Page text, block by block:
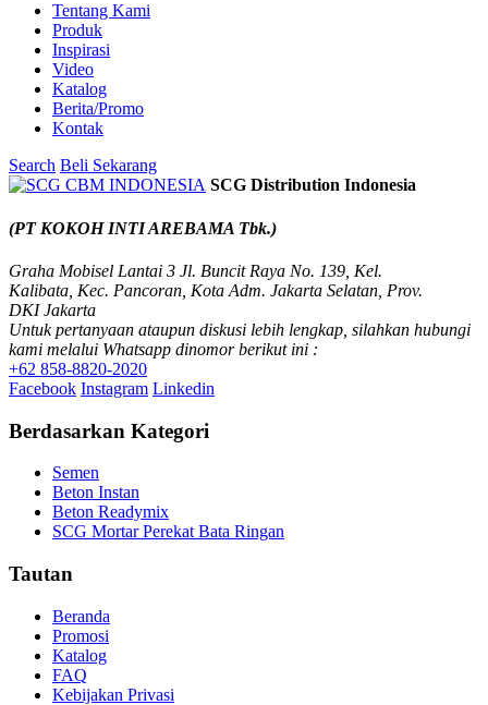
Tentang Kami
Produk
Inspirasi
Video
Katalog
Berita/Promo
Kontak
Search Beli Sekarang
SCG Distribution Indonesia
(PT KOKOH INTI AREBAMA Tbk.)
Graha Mobisel Lantai 3 Jl. Buncit Raya No. 139, Kel.
Kalibata, Kec. Pancoran, Kota Adm. Jakarta Selatan, Prov.
DKI Jakarta
Untuk pertanyaan ataupun diskusi lebih lengkap, silahkan hubungi
kami melalui Whatsapp dinomor berikut ini :
+62 858-8820-2020
Facebook Instagram Linkedin
Berdasarkan Kategori
Semen
Beton Instan
Beton Readymix
SCG Mortar Perekat Bata Ringan
Tautan
Beranda
Promosi
Katalog
FAQ
Kebijakan Privasi